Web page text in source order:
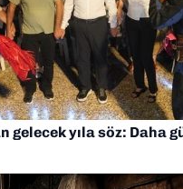
gelecek yıla söz: Daha